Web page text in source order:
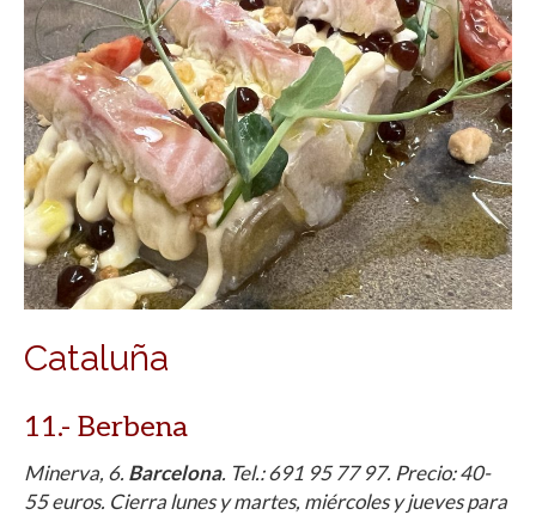
Cataluña
11.- Berbena
Minerva, 6. Barcelona. Tel.: 691 95 77 97. Precio: 40-
55 euros. Cierra lunes y martes, miércoles y jueves para